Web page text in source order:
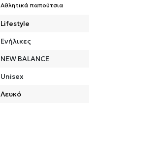
Αθλητικά παπούτσια
Lifestyle
Ενήλικες
NEW BALANCE
Unisex
Λευκό